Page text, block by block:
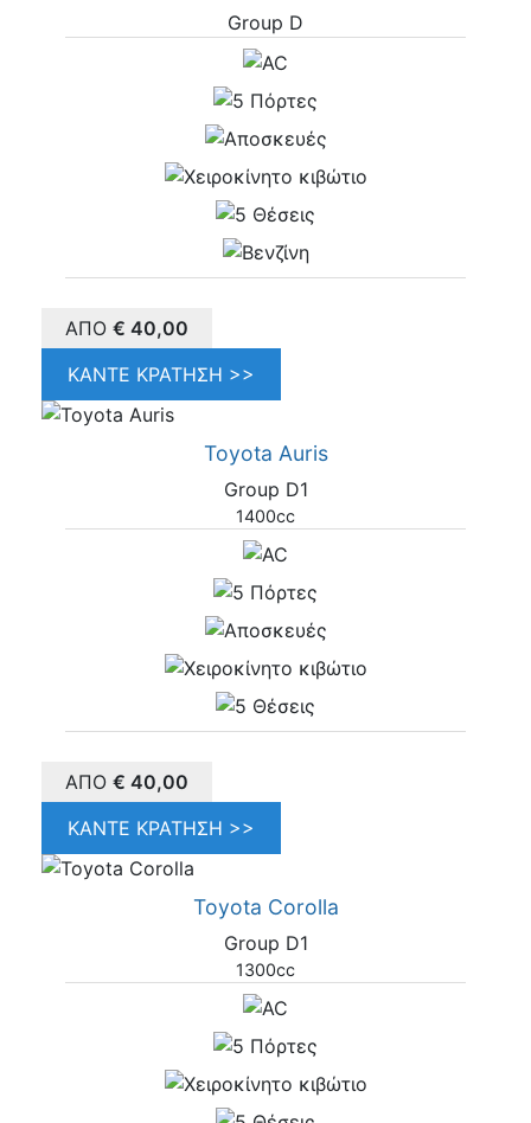
Group D
ΑΠΌ € 40,00
ΚΆΝΤΕ ΚΡΆΤΗΣΗ >>
Toyota Auris
Group D1
1400cc
ΑΠΌ € 40,00
ΚΆΝΤΕ ΚΡΆΤΗΣΗ >>
Toyota Corolla
Group D1
1300cc